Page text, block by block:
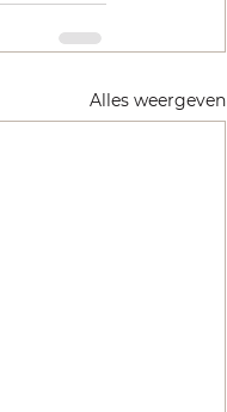
Alles weergeven